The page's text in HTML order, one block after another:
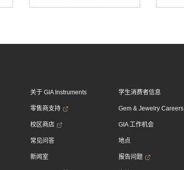
关于 GIA Instruments
零售商支持
校区商店
常见问答
新闻室
学生消费者信息
Gem & Jewelry Careers
GIA 工作机会
地点
报告问题